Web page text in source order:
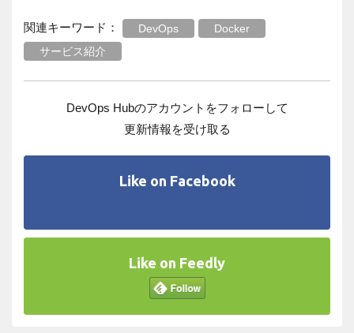
関連キーワード： DevOps
Docker
サービス紹介
DevOps Hubのアカウントをフォローして
更新情報を受け取る
Like on Facebook
Like on Feedly